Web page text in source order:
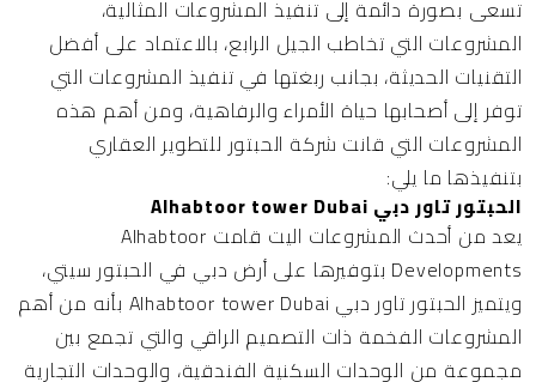
تسعى بصورة دائمة إلى تنفيذ المشروعات المثالية،
المشروعات التي تخاطب الجيل الرابع، بالاعتماد على أفضل
التقنيات الحديثة، بجانب ربغتها في تنفيذ المشروعات التي
توفر إلى أصحابها حياة الأمراء والرفاهية، ومن أهم هذه
المشروعات التي قانت شركة الحبتور للتطوير العقاري
بتنفيذها ما يلي:
الحبتور تاور دبي Alhabtoor tower Dubai
يعد من أحدث المشروعات اليت قامت Alhabtoor
Developments بتوفيرها على أرض دبي في الحبتور سيتي،
ويتميز الحبتور تاور دبي Alhabtoor tower Dubai بأنه من أهم
المشروعات الفخمة ذات التصميم الراقي والتي تجمع بين
مجموعة من الوحدات السكنية الفندقية، والوحدات التجارية